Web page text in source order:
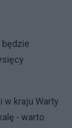
w kraju Warty
- warto